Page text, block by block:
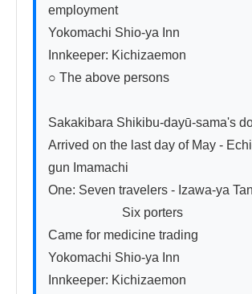
employment
Yokomachi Shio-ya Inn
Innkeeper: Kichizaemon
○ The above persons
Sakakibara Shikibu-dayū-sama's
Arrived on the last day of May -
gun Imamachi
One: Seven travelers - Izawa-ya
Came for medicine trading
Yokomachi Shio-ya Inn
Innkeeper: Kichizaemon